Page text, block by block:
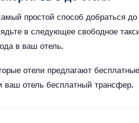
простой способ добраться
в следующее свободное
в ваш отель.
отели предлагают
ваш отель бесплатный трансфер.